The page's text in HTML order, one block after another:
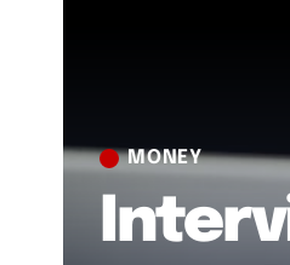
MONEY